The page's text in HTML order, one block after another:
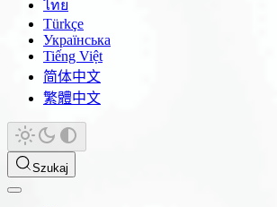
ไทย
Türkçe
Українська
Tiếng Việt
简体中文
繁體中文
Szukaj